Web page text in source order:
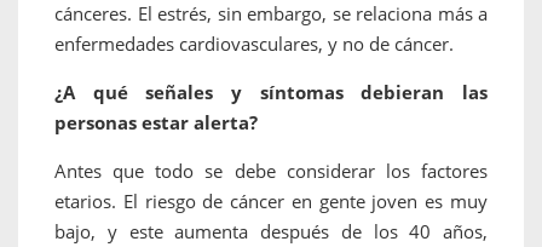
cánceres. El estrés, sin embargo, se relaciona más a
enfermedades cardiovasculares, y no de cáncer.
¿A qué señales y síntomas debieran las
personas estar alerta?
Antes que todo se debe considerar los factores
etarios. El riesgo de cáncer en gente joven es muy
bajo, y este aumenta después de los 40 años,